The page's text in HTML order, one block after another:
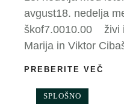
avgust18. nedelja
škof7.0010.00 živi
Marija in Viktor
avgustJanez M.
PREBERITE VEČ
SPLOŠNO